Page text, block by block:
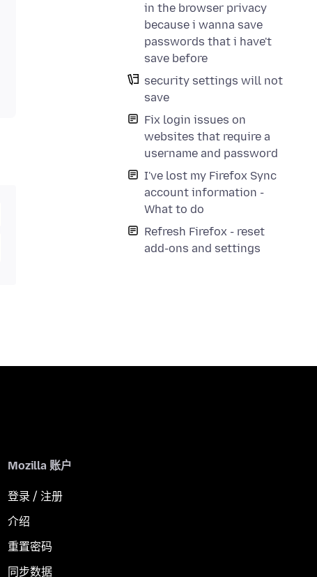
in the browser privacy
because i wanna save
passwords that i have't
save before
security settings will not
save
Fix login issues on
websites that require a
username and password
I've lost my Firefox Sync
account information -
What to do
Refresh Firefox - reset
add-ons and settings
Mozilla 账户
登录 / 注册
介绍
重置密码
同步数据